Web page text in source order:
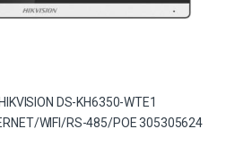
DS-KH6350-WTE1
WIFI/RS-485/POE 305305624